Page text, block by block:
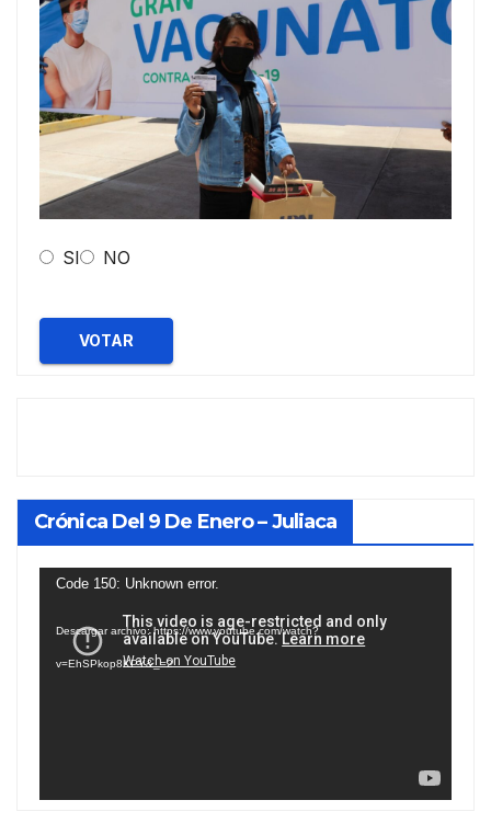
SI NO
VOTAR
Crónica Del 9 De Enero – Juliaca
Reproductor
vídeo
Code 150: Unknown error.
Descargar archivo: https://www.youtube.com/watch?
v=EhSPkop8KPY&_=2